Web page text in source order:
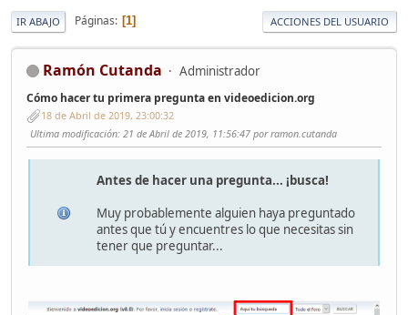
IR ABAJO Páginas 1 ACCIONES DEL USUARIO
Ramón Cutanda Administrador
Cómo hacer tu primera pregunta en videoedicion.org
18 de Abril de 2019, 23:00:32
Ultima modificación: 21 de Abril de 2019, 11:56:47 por ramon.cutanda
Antes de hacer una pregunta... ¡busca!
Muy probablemente alguien haya preguntado
antes que tú y encuentres lo que necesitas sin
tener que preguntar...